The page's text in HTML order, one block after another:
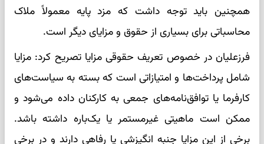
همچنین باید توجه داشت که مزد پایه معمولاً ملاک
محاسباتی برای بسیاری از حقوق و مزایای دیگر است.
فرزعلیان در خصوص تعریف حقوقی مزایا تصریح کرد: مزایا
شامل پرداخت‌ها و امتیازاتی است که بسته به سیاست‌های
کارفرما یا توافق‌نامه‌های جمعی به کارکنان داده می‌شود و
ممکن است ماهیتی غیرمستمر یا یک‌باره داشته باشد.
برخی از این مزایا جنبه انگیزشی یا رفاهی دارند و در برخی